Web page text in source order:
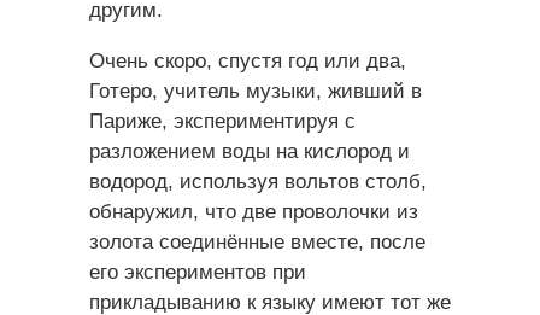
другим.
Очень скоро, спустя год или два,
Готеро, учитель музыки, живший в
Париже, экспериментируя с
разложением воды на кислород и
водород, используя вольтов столб,
обнаружил, что две проволочки из
золота соединённые вместе, после
его экспериментов при
прикладыванию к языку имеют тот же